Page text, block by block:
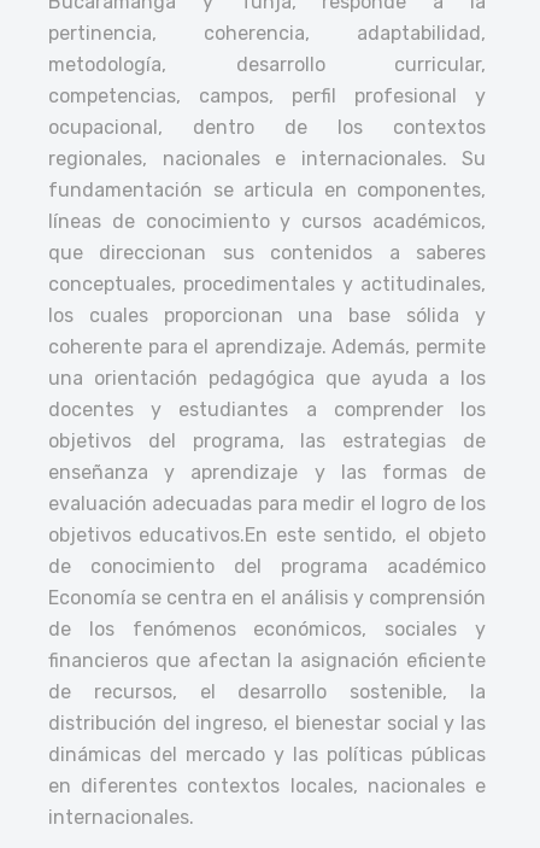
pertinencia, coherencia, adaptabilidad,
metodología, desarrollo curricular,
competencias, campos, perfil profesional y
ocupacional, dentro de los contextos
regionales, nacionales e internacionales. Su
fundamentación se articula en componentes,
líneas de conocimiento y cursos académicos,
que direccionan sus contenidos a saberes
conceptuales, procedimentales y actitudinales,
los cuales proporcionan una base sólida y
coherente para el aprendizaje. Además, permite
una orientación pedagógica que ayuda a los
docentes y estudiantes a comprender los
objetivos del programa, las estrategias de
enseñanza y aprendizaje y las formas de
evaluación adecuadas para medir el logro de los
objetivos educativos.En este sentido, el objeto
de conocimiento del programa académico
Economía se centra en el análisis y comprensión
de los fenómenos económicos, sociales y
financieros que afectan la asignación eficiente
de recursos, el desarrollo sostenible, la
distribución del ingreso, el bienestar social y las
dinámicas del mercado y las políticas públicas
en diferentes contextos locales, nacionales e
internacionales.